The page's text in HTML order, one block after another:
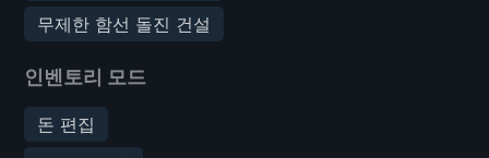
무제한 함선 돌진 건설
인벤토리 모드
돈 편집